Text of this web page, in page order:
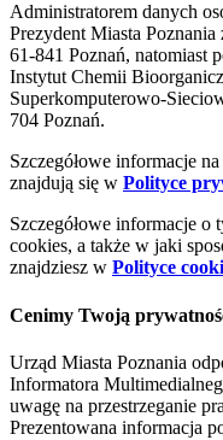
Administratorem danych
Prezydent Miasta
61-841 Poznań, natomiast
Instytut Chemii
Superkomputerowo-
704 Poznań.
Szczegółowe informacje
znajdują się w Polityce
Szczegółowe informacje
cookies, a także w jaki
znajdziesz w Polityce
Cenimy Twoją
Urząd Miasta Poznania
Informatora
uwagę na przestrzeganie
Prezentowana informacja